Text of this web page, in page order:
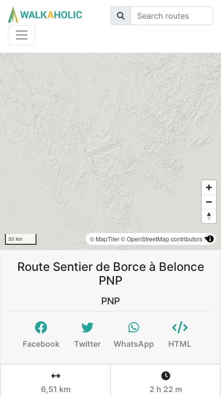
30 km © MapTiler© OpenStreetMap contributors
Route Sentier de Borce à Belonce
PNP
PNP
Facebook Twitter WhatsApp HTML
6,51 km 2 h 22 m